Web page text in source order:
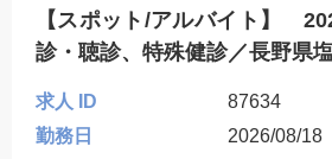
【スポット/アルバイト】
診・聴診、特殊健診／長野県
求人 ID
87634
勤務日
2026/08/18